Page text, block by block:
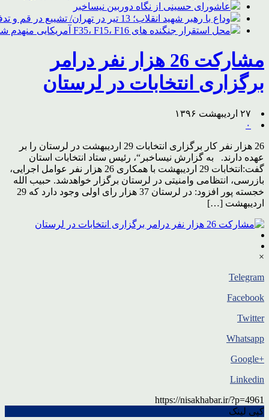
عاشورای حسینی از نگاه دوربین نیساخبر
وداع با رهبر شهید انقلاب؛ 13 تیر در تهران/ تشییع در قم و تدفین در مشهد
محل استقرار جنگنده های F35، F15، F16 آمریکایی منهدم شد
مشارکت 26 هزار نفر درامر
برگزاری انتخابات در لرستان
۲۷ اردیبهشت ۱۳۹۶
۰
26 هزار نفر کار برگزاری انتخابات 29 اردیبهشت در لرستان را بر
عهده دارند. به گزارش نیساخبر“، رئیس ستاد انتخابات استان
گفت:انتخابات 29 اردیبهشت با همکاری 26 هزار نفر عوامل اجرایی،
بازرسی، انتظامی وامنیتی در لرستان برگزار خواهدشد. حبیب الله
خجسته پور افزود: در لرستان 37 هزار رای اولی وجود دارد که 29
اردیبهشت […]
×
Telegram
Facebook
Twitter
Whatsapp
+Google
Linkedin
https://nisakhabar.ir/?p=4961
کپی لینک